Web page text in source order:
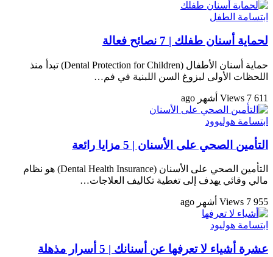
ابتسامة الطفل
لحماية أسنان طفلك | 7 نصائح فعالة
حماية أسنان الأطفال (Dental Protection for Children) تبدأ منذ
اللحظات الأولى لبزوغ السن اللبنية في فم…
611 Views 7 أشهر ago
ابتسامة هوليوود
التأمين الصحي على الأسنان | 5 مزايا رائعة
التأمين الصحي على الأسنان (Dental Health Insurance) هو نظام
مالي وقائي يهدف إلى تغطية تكاليف العلاجات…
955 Views 7 أشهر ago
ابتسامة هوليود
عشرة أشياء لا تعرفها عن أسنانك | 5 أسرار مذهلة